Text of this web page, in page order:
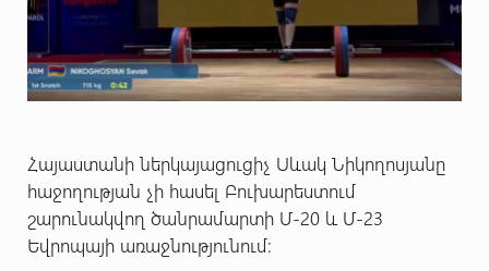
Հայաստանի ներկայացուցիչ Սևակ Նիկողոսյանը
հաջողության չի հասել Բուխարեստում
շարունակվող ծանրամարտի Մ-20 և Մ-23
Եվրոպայի առաջնությունում: